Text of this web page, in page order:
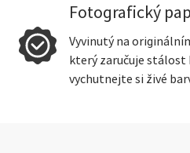
Fotografický
Vyvinutý na
který zaručuje stálost
vychutnejte si živé